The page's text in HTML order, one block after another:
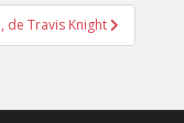
de Travis Knight